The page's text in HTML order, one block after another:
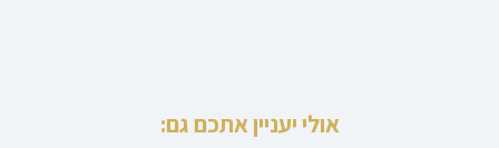
אולי יעניין אתכם גם: